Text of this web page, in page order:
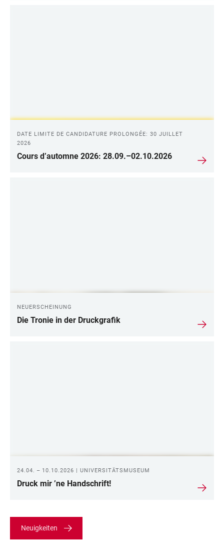
DATE LIMITE DE CANDIDATURE PROLONGÉE: 30 JUILLET
2026
Cours d’automne 2026: 28.09.–02.10.2026
NEUERSCHEINUNG
Die Tronie in der Druckgrafik
24.04. – 10.10.2026 | UNIVERSITÄTSMUSEUM
Druck mir ’ne Handschrift!
Neuigkeiten